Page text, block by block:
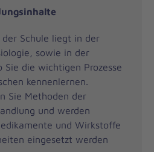
Schule liegt in der
sowie in der
Sie die wichtigen Prozesse
kennenlernen.
Sie Methoden der
und werden
und Wirkstoffe
eingesetzt werden